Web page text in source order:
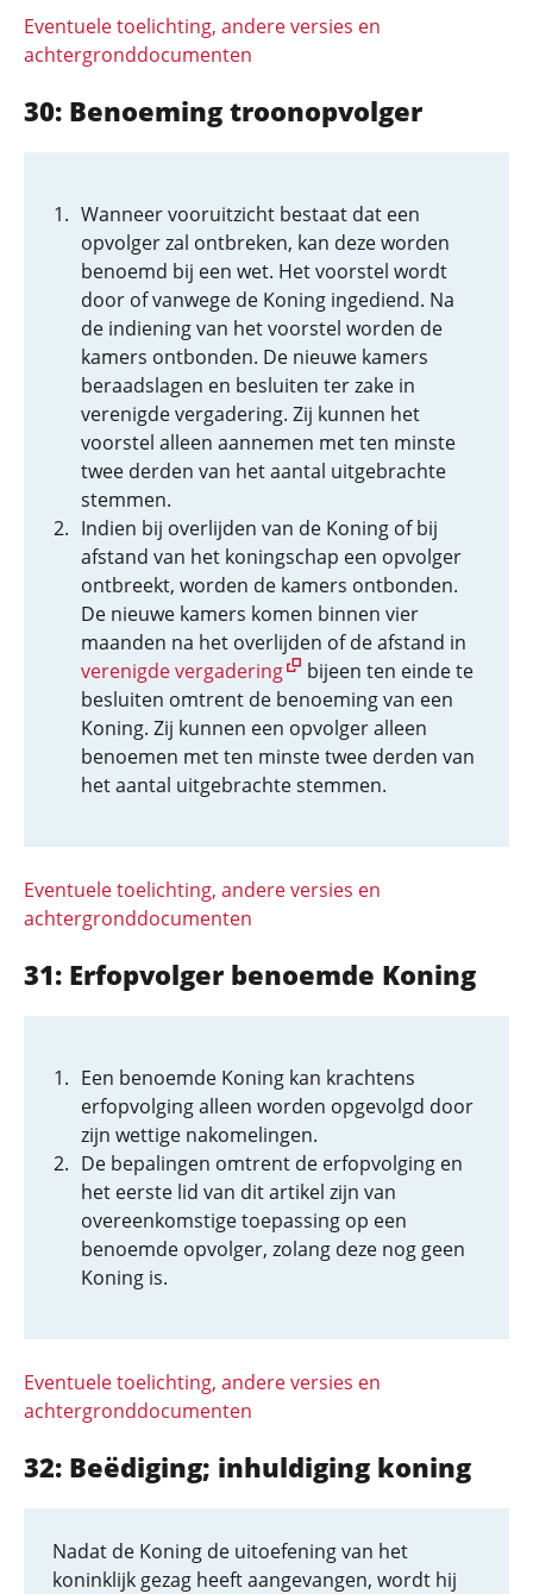
Eventuele toelichting, andere versies en
achtergronddocumenten
30: Benoeming troonopvolger
Wanneer vooruitzicht bestaat dat een
opvolger zal ontbreken, kan deze worden
benoemd bij een wet. Het voorstel wordt
door of vanwege de Koning ingediend. Na
de indiening van het voorstel worden de
kamers ontbonden. De nieuwe kamers
beraadslagen en besluiten ter zake in
verenigde vergadering. Zij kunnen het
voorstel alleen aannemen met ten minste
twee derden van het aantal uitgebrachte
stemmen.
Indien bij overlijden van de Koning of bij
afstand van het koningschap een opvolger
ontbreekt, worden de kamers ontbonden.
De nieuwe kamers komen binnen vier
maanden na het overlijden of de afstand in
verenigde vergadering
bijeen ten einde te
besluiten omtrent de benoeming van een
Koning. Zij kunnen een opvolger alleen
benoemen met ten minste twee derden van
het aantal uitgebrachte stemmen.
Eventuele toelichting, andere versies en
achtergronddocumenten
31: Erfopvolger benoemde Koning
Een benoemde Koning kan krachtens
erfopvolging alleen worden opgevolgd door
zijn wettige nakomelingen.
De bepalingen omtrent de erfopvolging en
het eerste lid van dit artikel zijn van
overeenkomstige toepassing op een
benoemde opvolger, zolang deze nog geen
Koning is.
Eventuele toelichting, andere versies en
achtergronddocumenten
32: Beëdiging; inhuldiging koning
Nadat de Koning de uitoefening van het
koninklijk gezag heeft aangevangen, wordt hij